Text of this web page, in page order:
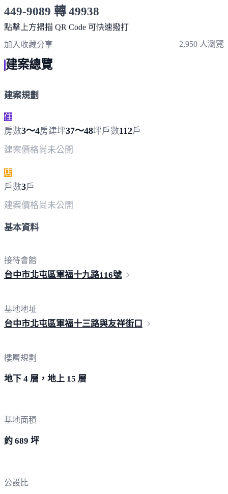
449-9089 轉 49938
服務時間 10:00～19:00
點擊上方掃描 QR Code 可快速撥打
加入收藏分享 2,950 人瀏覽
建案總覽
建案規劃
住
房數3～4房建坪37～48坪戶數112戶
建案價格尚未公開
店
戶數3戶
建案價格尚未公開
基本資料
接待會館
台中市北屯區軍福十九路116號
基地地址
台中市北屯區軍福十三路與友祥街口
樓層規劃
地下 4 層，地上 15 層
基地面積
約 689 坪
公設比